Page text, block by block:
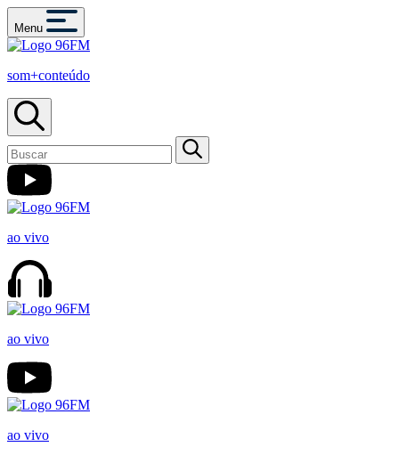
Menu
som+conteúdo
ao vivo
ao vivo
ao vivo